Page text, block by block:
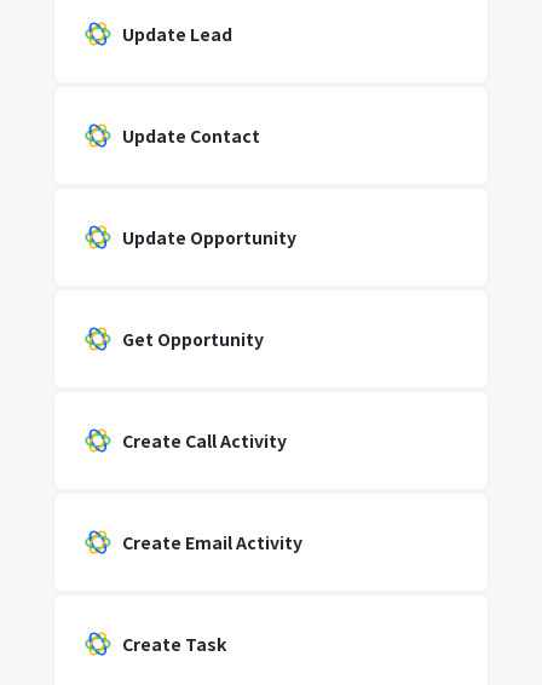
Update Lead
Update Contact
Update Opportunity
Get Opportunity
Create Call Activity
Create Email Activity
Create Task